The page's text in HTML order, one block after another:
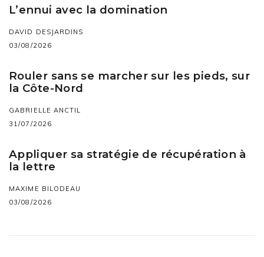
L’ennui avec la domination
DAVID DESJARDINS
03/08/2026
Rouler sans se marcher sur les pieds, sur
la Côte-Nord
GABRIELLE ANCTIL
31/07/2026
Appliquer sa stratégie de récupération à
la lettre
MAXIME BILODEAU
03/08/2026